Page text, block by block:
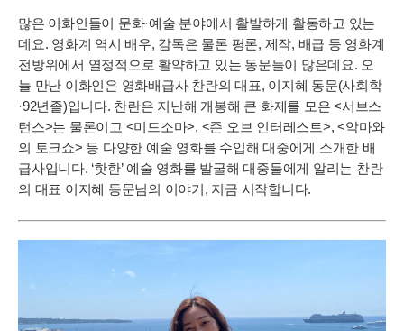
많은 이화인들이 문화·예술 분야에서 활발하게 활동하고 있는
데요. 영화계 역시 배우, 감독은 물론 평론, 제작, 배급 등 영화계
전방위에서 열정적으로 활약하고 있는 동문들이 많은데요. 오
늘 만난 이화인은 영화배급사 찬란의 대표, 이지혜 동문(사회학
·92년졸)입니다. 찬란은 지난해 개봉해 큰 화제를 모은 <서브스
턴스>는 물론이고 <미드소마>, <존 오브 인터레스트>, <악마와
의 토크쇼> 등 다양한 예술 영화를 수입해 대중에게 소개한 배
급사입니다. ‘핫한’ 예술 영화를 발굴해 대중들에게 알리는 찬란
의 대표 이지혜 동문님의 이야기, 지금 시작합니다.